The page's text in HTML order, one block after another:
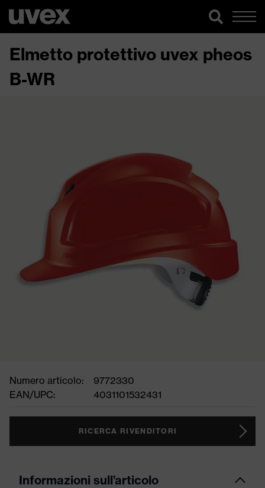
Elmetto protettivo uvex pheos
B-WR
Numero articolo:
9772330
EAN/UPC:
4031101532431
RICERCA RIVENDITORI
Informazioni sull’articolo